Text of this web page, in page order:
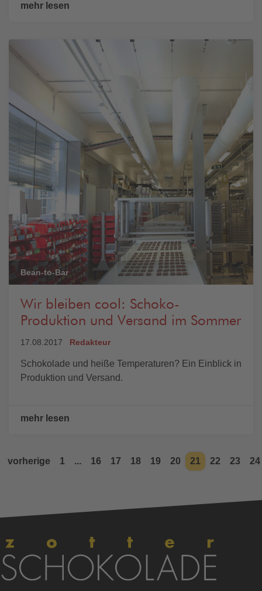
mehr lesen
Bean-to-Bar
Wir bleiben cool: Schoko-
Produktion und Versand im Sommer
17.08.2017 Redakteur
Schokolade und heiße Temperaturen? Ein Einblick in
Produktion und Versand.
mehr lesen
vorherige 1 ... 16 17 18 19 20 21 22 23 24